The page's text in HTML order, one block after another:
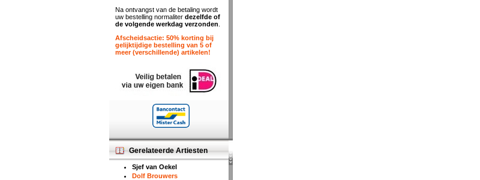
Na ontvangst van de betaling wordt
uw bestelling normaliter dezelfde of
de volgende werkdag verzonden
Afscheidsactie: 50% korting bij
gelijktijdige bestelling van 5 of
meer (verschillende) artikelen!
Gerelateerde Artiesten
Sjef van Oekel
Dolf Brouwers